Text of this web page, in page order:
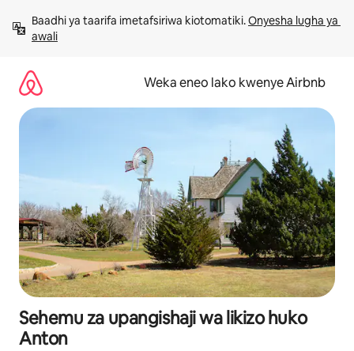
kwenda
kwenye
Baadhi ya taarifa imetafsiriwa kiotomatiki. Onyesha lugha ya
awali
Weka eneo lako kwenye Airbnb
Sehemu za upangishaji wa likizo huko
Anton